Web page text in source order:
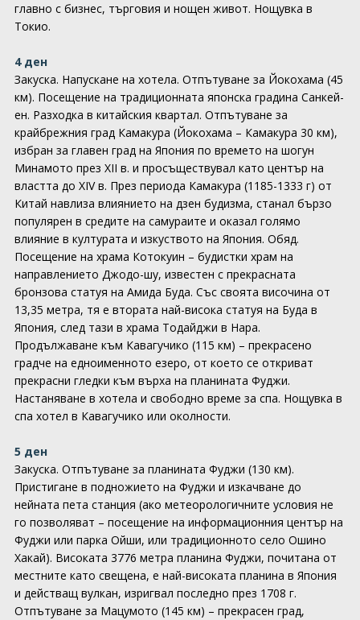
главно с бизнес, търговия и нощен живот. Нощувка в
Токио.
4 ден
Закуска. Напускане на хотела. Отпътуване за Йокохама (45
км). Посещение на традиционната японска градина Санкей-
ен. Разходка в китайския квартал. Отпътуване за
крайбрежния град Камакура (Йокохама – Камакура 30 км),
избран за главен град на Япония по времето на шогун
Минамото през XII в. и просъществувал като център на
властта до XIV в. През периода Камакура (1185-1333 г) от
Китай навлиза влиянието на дзен будизма, станал бързо
популярен в средите на самураите и оказал голямо
влияние в културата и изкуството на Япония. Обяд.
Посещение на храма Котокуин – будистки храм на
направлението Джодо-шу, известен с прекрасната
бронзова статуя на Амида Буда. Със своята височина от
13,35 метра, тя е втората най-висока статуя на Буда в
Япония, след тази в храма Тодайджи в Нара.
Продължаване към Кавагучико (115 км) – прекрасено
градче на едноименното езеро, от което се откриват
прекрасни гледки към върха на планината Фуджи.
Настаняване в хотела и свободно време за спа. Нощувка в
спа хотел в Кавагучико или околности.
5 ден
Закуска. Отпътуване за планината Фуджи (130 км).
Пристигане в подножието на Фуджи и изкачване до
нейната пета станция (ако метеорологичните условия не
го позволяват – посещение на информационния център на
Фуджи или парка Ойши, или традиционното село Ошино
Хакай). Високата 3776 метра планина Фуджи, почитана от
местните като свещена, е най-високата планина в Япония
и действащ вулкан, изригвал последно през 1708 г.
Отпътуване за Мацумото (145 км) – прекрасен град,